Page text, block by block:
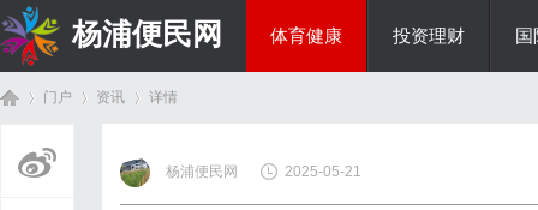
杨浦便民网 体育健康 投资理财
门户 资讯
›
详情
杨浦便民网 2025-05-21